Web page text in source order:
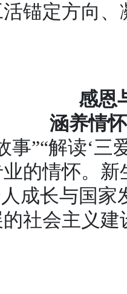
锚定方向、
感恩
涵养情
事”“解读‘
的情怀。
成长与国
社会主义建